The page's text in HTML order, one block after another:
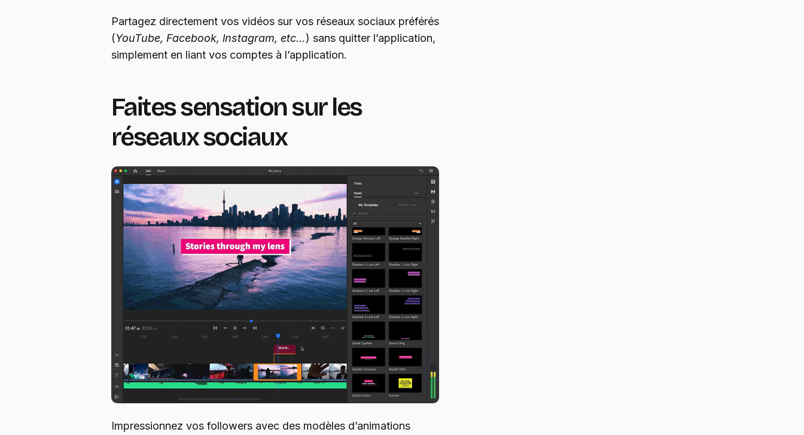
Partagez directement vos vidéos sur vos réseaux sociaux préférés
(YouTube, Facebook, lnstagram, etc…) sans quitter l’application,
simplement en liant vos comptes à l’application.
Faites sensation sur les
réseaux sociaux
Impressionnez vos followers avec des modèles d’animations